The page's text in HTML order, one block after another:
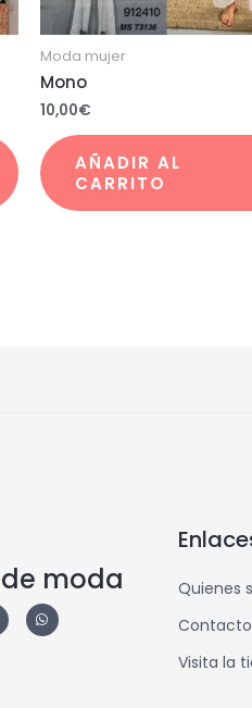
Moda mujer
Mono
10,00€
AÑADIR AL
CARRITO
moda
Quienes
Contacto
Visita la